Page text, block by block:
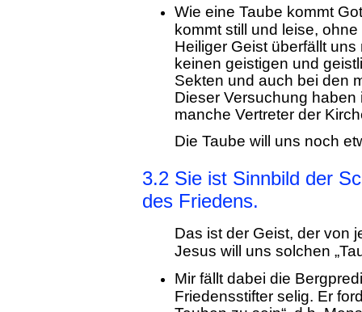
Wie eine Taube kommt
kommt still und leise,
Heiliger Geist überfällt
keinen geistigen und
Sekten und auch bei den
Dieser Versuchung
manche Vertreter der
Die Taube will uns noch
3.2 Sie ist Sinnbild der
des Friedens.
Das ist der Geist, der von
Jesus will uns solchen
Mir fällt dabei die
Friedensstifter selig. Er